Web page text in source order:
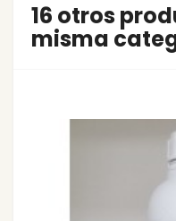
16 otros
misma